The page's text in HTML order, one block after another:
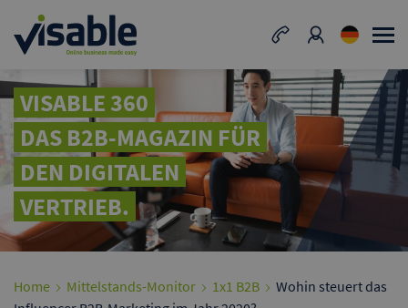
VISABLE 360
DAS B2B-MAGAZIN FÜR
DEN DIGITALEN
VERTRIEB.
Home Mittelstands-Monitor 1x1 B2B
Wohin steuert das